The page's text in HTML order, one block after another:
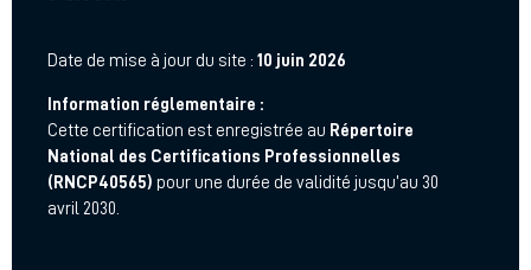
Date de mise à jour du site : 10 juin 2026
Information réglementaire :
Cette certification est enregistrée au Répertoire
National des Certifications Professionnelles
(RNCP40565) pour une durée de validité jusqu’au 30
avril 2030.